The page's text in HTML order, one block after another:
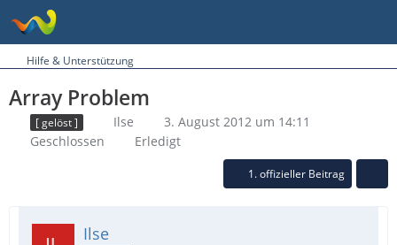
Hilfe & Unterstützung
Array Problem
[ gelöst ] Ilse
3. August 2012 um 14:11
Geschlossen
Erledigt
1. offizieller Beitrag
Ilse